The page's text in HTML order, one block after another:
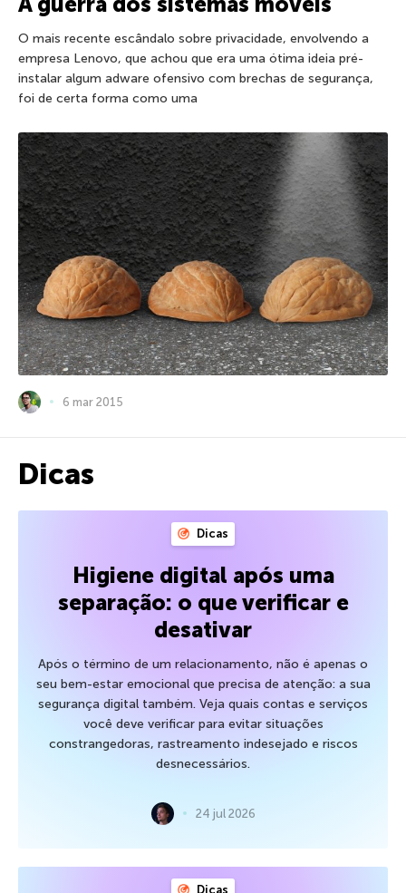
O mais recente escândalo sobre privacidade, envolvendo a
empresa Lenovo, que achou que era uma ótima ideia pré-
instalar algum adware ofensivo com brechas de segurança,
foi de certa forma como uma
6 mar 2015
Dicas
Dicas
Higiene digital após uma
separação: o que verificar e
desativar
Após o término de um relacionamento, não é apenas o
seu bem-estar emocional que precisa de atenção: a sua
segurança digital também. Veja quais contas e serviços
você deve verificar para evitar situações
constrangedoras, rastreamento indesejado e riscos
desnecessários.
24 jul 2026
Dicas